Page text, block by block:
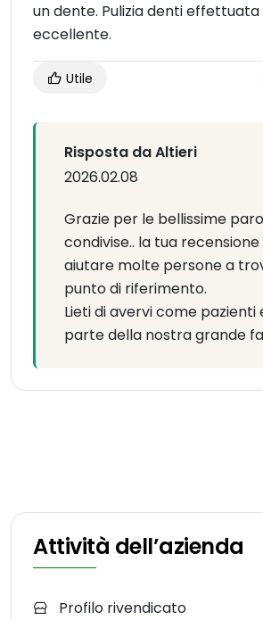
un dente. Pulizia denti
eccellente.
Utile
Risposta da Altieri
2026.02.08
Grazie per le bellissime
condivise.. la tua
aiutare molte persone a
punto di riferimento.
Lieti di avervi come pazienti
parte della nostra grande
Attività dell’azienda
Profilo rivendicato